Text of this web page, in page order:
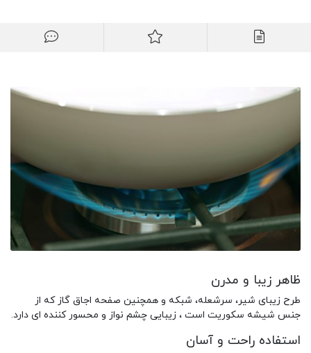
ظاهر زیبا و مدرن
طرح زیبای شیر، سرشعله، شبکه و همچنین صفحه اجاق گاز که از
جنس شیشه سکوریت است ، زیبایی چشم نواز و محسور کننده ای دارد.
استفاده راحت و آسان